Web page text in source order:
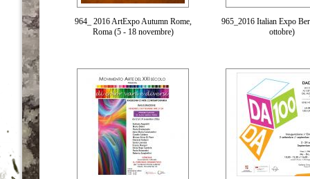
964_ 2016 ArtExpo Autumn Rome,
Roma (5 - 18 novembre)
965_2016 Italian Expo
ottobre)